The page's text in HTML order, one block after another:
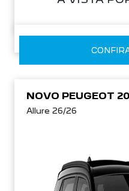
NOVO PEUGEOT
Allure 26/26